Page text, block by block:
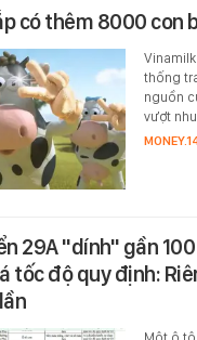
có thêm 8000 con
thống
nguồn
vượt
29A "dính" gần
tốc độ quy định: